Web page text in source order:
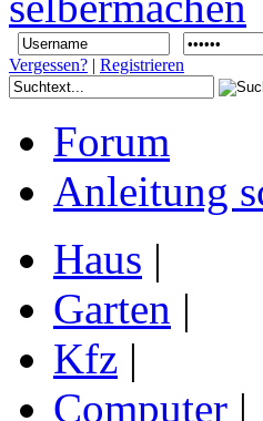
Vergessen? | Registrieren
Forum
Anleitung
Haus |
Garten |
Kfz |
Computer |